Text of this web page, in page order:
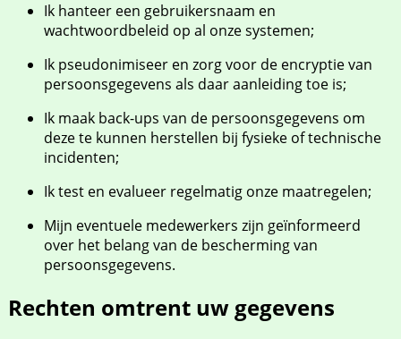
Ik hanteer een gebruikersnaam en
wachtwoordbeleid op al onze systemen;
Ik pseudonimiseer en zorg voor de encryptie van
persoonsgegevens als daar aanleiding toe is;
Ik maak back-ups van de persoonsgegevens om
deze te kunnen herstellen bij fysieke of technische
incidenten;
Ik test en evalueer regelmatig onze maatregelen;
Mijn eventuele medewerkers zijn geïnformeerd
over het belang van de bescherming van
persoonsgegevens.
Rechten omtrent uw gegevens